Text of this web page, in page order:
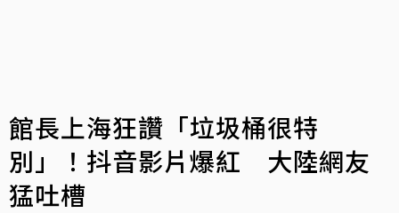
館長上海狂讚「垃圾桶很特
別」！抖音影片爆紅 大陸網友
猛吐槽